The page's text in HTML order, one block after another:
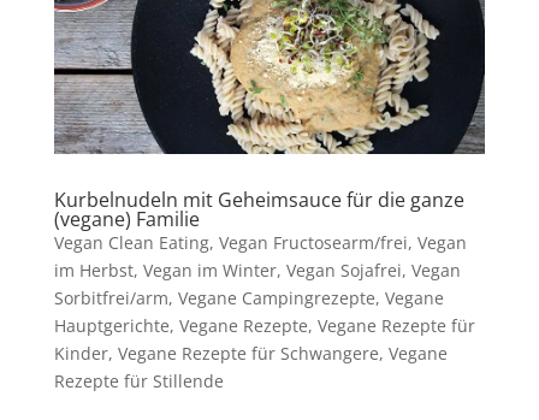
Kurbelnudeln mit Geheimsauce für die ganze
(vegane) Familie
Vegan Clean Eating, Vegan Fructosearm/frei, Vegan
im Herbst, Vegan im Winter, Vegan Sojafrei, Vegan
Sorbitfrei/arm, Vegane Campingrezepte, Vegane
Hauptgerichte, Vegane Rezepte, Vegane Rezepte für
Kinder, Vegane Rezepte für Schwangere, Vegane
Rezepte für Stillende